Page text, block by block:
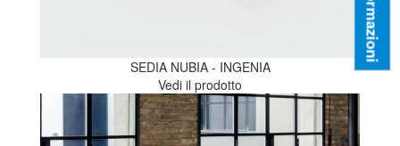
Informazioni
SEDIA NUBIA - INGENIA
Vedi il prodotto